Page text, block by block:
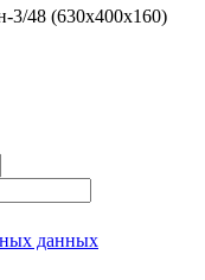
48 (630х400х160)
данных